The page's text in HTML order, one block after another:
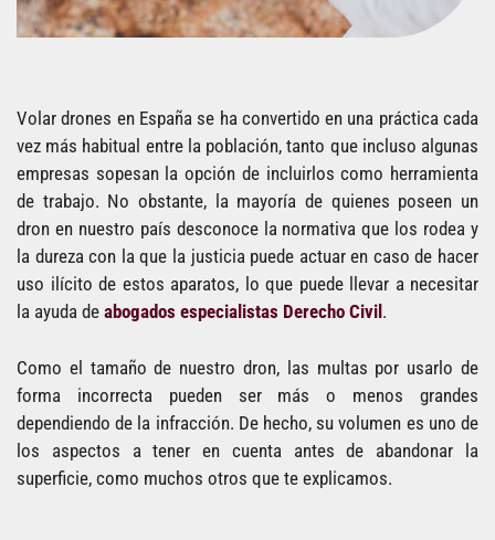
Volar drones en España se ha convertido en una práctica cada
vez más habitual entre la población, tanto que incluso algunas
empresas sopesan la opción de incluirlos como herramienta
de trabajo. No obstante, la mayoría de quienes poseen un
dron en nuestro país desconoce la normativa que los rodea y
la dureza con la que la justicia puede actuar en caso de hacer
uso ilícito de estos aparatos, lo que puede llevar a necesitar
la ayuda de abogados especialistas Derecho Civil .
Como el tamaño de nuestro dron, las multas por usarlo de
forma incorrecta pueden ser más o menos grandes
dependiendo de la infracción. De hecho, su volumen es uno de
los aspectos a tener en cuenta antes de abandonar la
superficie, como muchos otros que te explicamos.